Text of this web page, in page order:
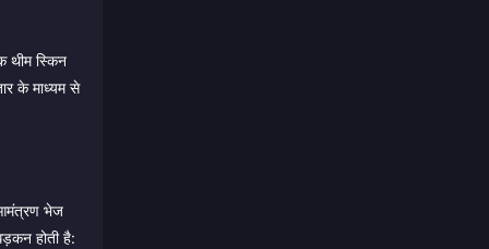
स्किन
के माध्यम से
भेज
होती है: